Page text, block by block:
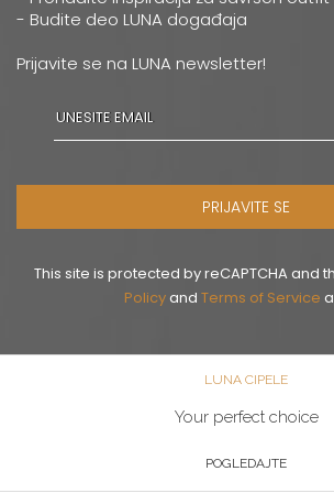
- Budite deo LUNA događaja
Prijavite se na LUNA newsletter!
PRIJAVITE SE
This site is protected by reCAPTCHA and
Policyand Terms of Service
LUNA CIPELE
Your perfect choice
POGLEDAJTE